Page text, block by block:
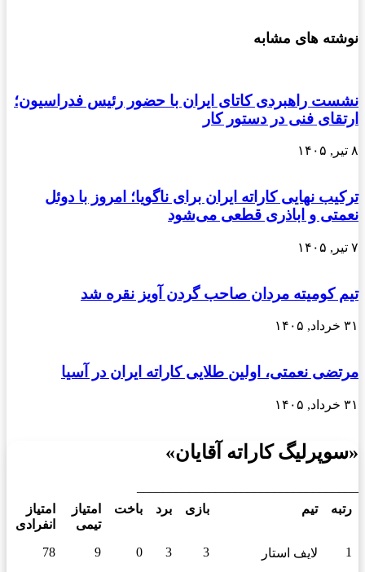
نوشته های مشابه
نشست راهبردی کاتای ایران با حضور رئیس فدراسیون؛
ارتقای فنی در دستور کار
۸ تیر, ۱۴۰۵
ترکیب نهایی کاراته ایران برای ناگویا؛ امروز با دوئل
نعمتی و اباذری قطعی می‌شود
۷ تیر, ۱۴۰۵
تیم کومیته مردان صاحب گردن آویز نقره شد
۳۱ خرداد, ۱۴۰۵
مرتضی نعمتی، اولین طلایی کاراته ایران در آسیا
۳۱ خرداد, ۱۴۰۵
«سوپرلیگ کاراته آقایان»
رتبه
تیم بازی برد باخت
امتیاز
تیمی
امتیاز
انفرادی
1
لایف استار 3
3
0
9
78